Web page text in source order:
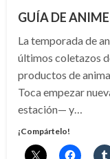
GUÍA DE
La temporada de
últimos coletazos
productos de
Toca empezar
estación— y…
¡Compártelo!